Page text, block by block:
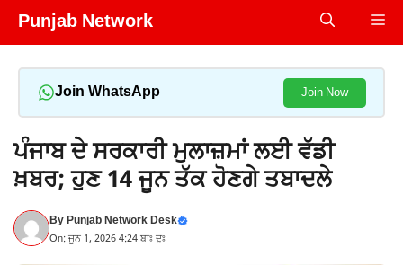
Skip
Punjab Network
Join WhatsApp Join Now
ਪੰਜਾਬ ਦੇ ਸਰਕਾਰੀ ਮੁਲਾਜ਼ਮਾਂ ਲਈ ਵੱਡੀ
ਖ਼ਬਰ; ਹੁਣ 14 ਜੂਨ ਤੱਕ ਹੋਣਗੇ ਤਬਾਦਲੇ
ByPunjab Network Desk
On: ਜੂਨ 1, 2026 4:24 ਬਾਃ ਦੁਃ